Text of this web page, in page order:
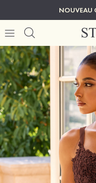
NOUVEAU